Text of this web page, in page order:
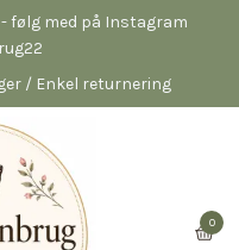
følg med på Instagram
/ Enkel returnering
0